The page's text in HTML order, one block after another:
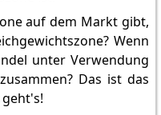
auf dem Markt gibt,
Wenn
unter Verwendung
Das ist das